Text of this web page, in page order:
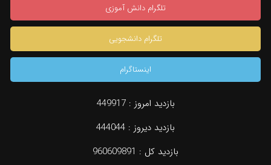
تلگرام دانش آموزی
تلگرام دانشجویی
اینستاگرام
بازدید امروز :449917
بازدید دیروز : 444044
بازدید کل : 960609891